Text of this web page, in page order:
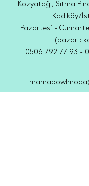
Kozyatağı, Sıtma
Kadıköy/
Pazartesi -
(pazar :
0506 792 77 93 -